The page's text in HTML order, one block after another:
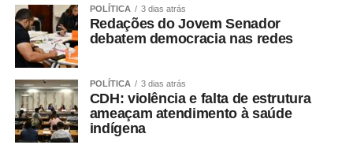
Os candidatos convocados devem realizar o exame
admissional no local de sua preferência, desde que o
laudo contenha a especificação do cargo e a aptidão
para o exercício da função.
Processo Seletivo
O processo seletivo, realizado em 2024, ofertou 2.015
POLÍTICA 3 dias atrás
Redações do Jovem Senador
debatem democracia nas redes
POLÍTICA 3 dias atrás
CDH: violência e falta de estrutura
ameaçam atendimento à saúde
indígena